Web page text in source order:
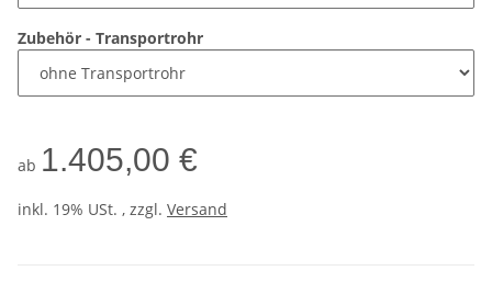
Zubehör - Transportrohr
ab 1.405,00 €
inkl. 19% USt. , zzgl. Versand